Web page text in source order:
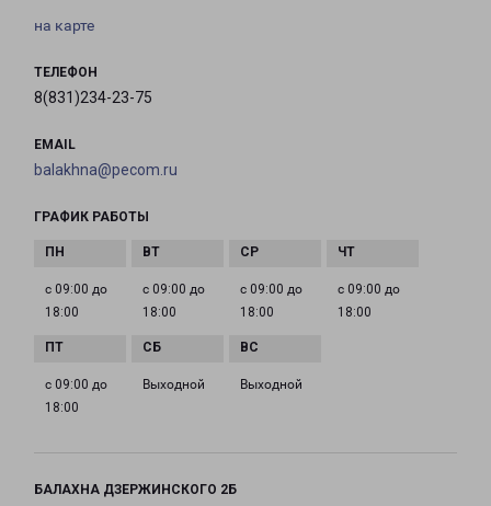
на карте
ТЕЛЕФОН
8(831)234-23-75
EMAIL
balakhna@pecom.ru
ГРАФИК РАБОТЫ
с 09:00 до
18:00
с 09:00 до
18:00
с 09:00 до
18:00
с 09:00 до
18:00
с 09:00 до
18:00
Выходной Выходной
БАЛАХНА ДЗЕРЖИНСКОГО 2Б